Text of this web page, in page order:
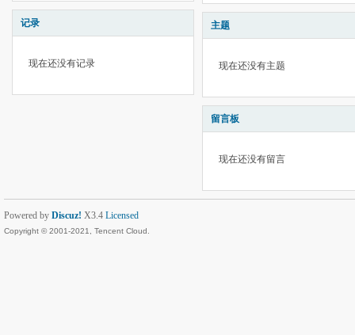
记录
现在还没有记录
主题
现在还没有主题
留言板
现在还没有留言
Powered by Discuz! X3.4 Licensed
Copyright © 2001-2021, Tencent Cloud.